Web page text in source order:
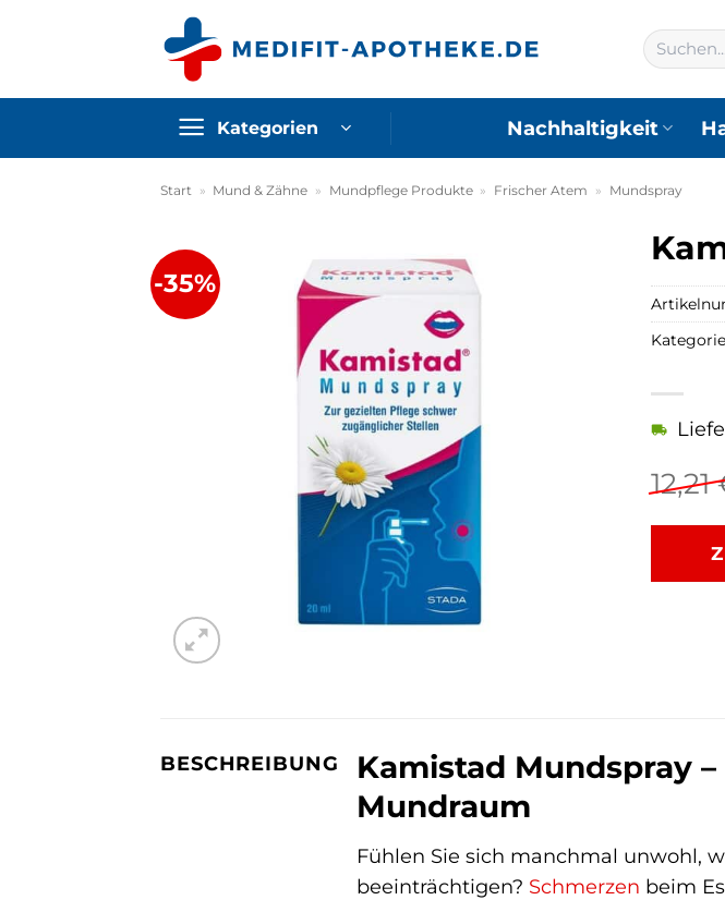
Suchen
nach:
Kategorien Nachhaltigkeit
Start » Mund & Zähne » Mundpflege Produkte » Frischer Atem » Mundspray
-35%
12,21
BESCHREIBUNG
Kamistad Mundspray
Mundraum
Fühlen Sie sich manchmal unwohl,
beeinträchtigen? Schmerzen beim